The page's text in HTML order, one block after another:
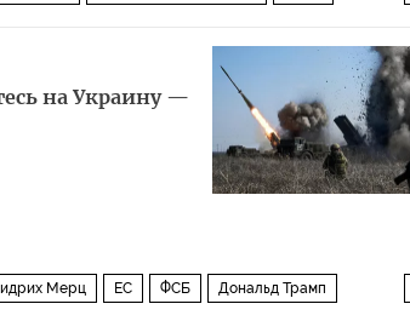
на Украину —
Мерц ЕС ФСБ Дональд Трамп